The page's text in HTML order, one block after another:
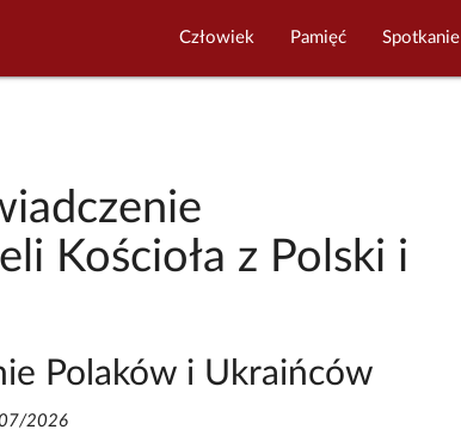
Człowiek Pamięć Spotkanie
Kościoła z Polski i
Polaków i Ukraińców
2026